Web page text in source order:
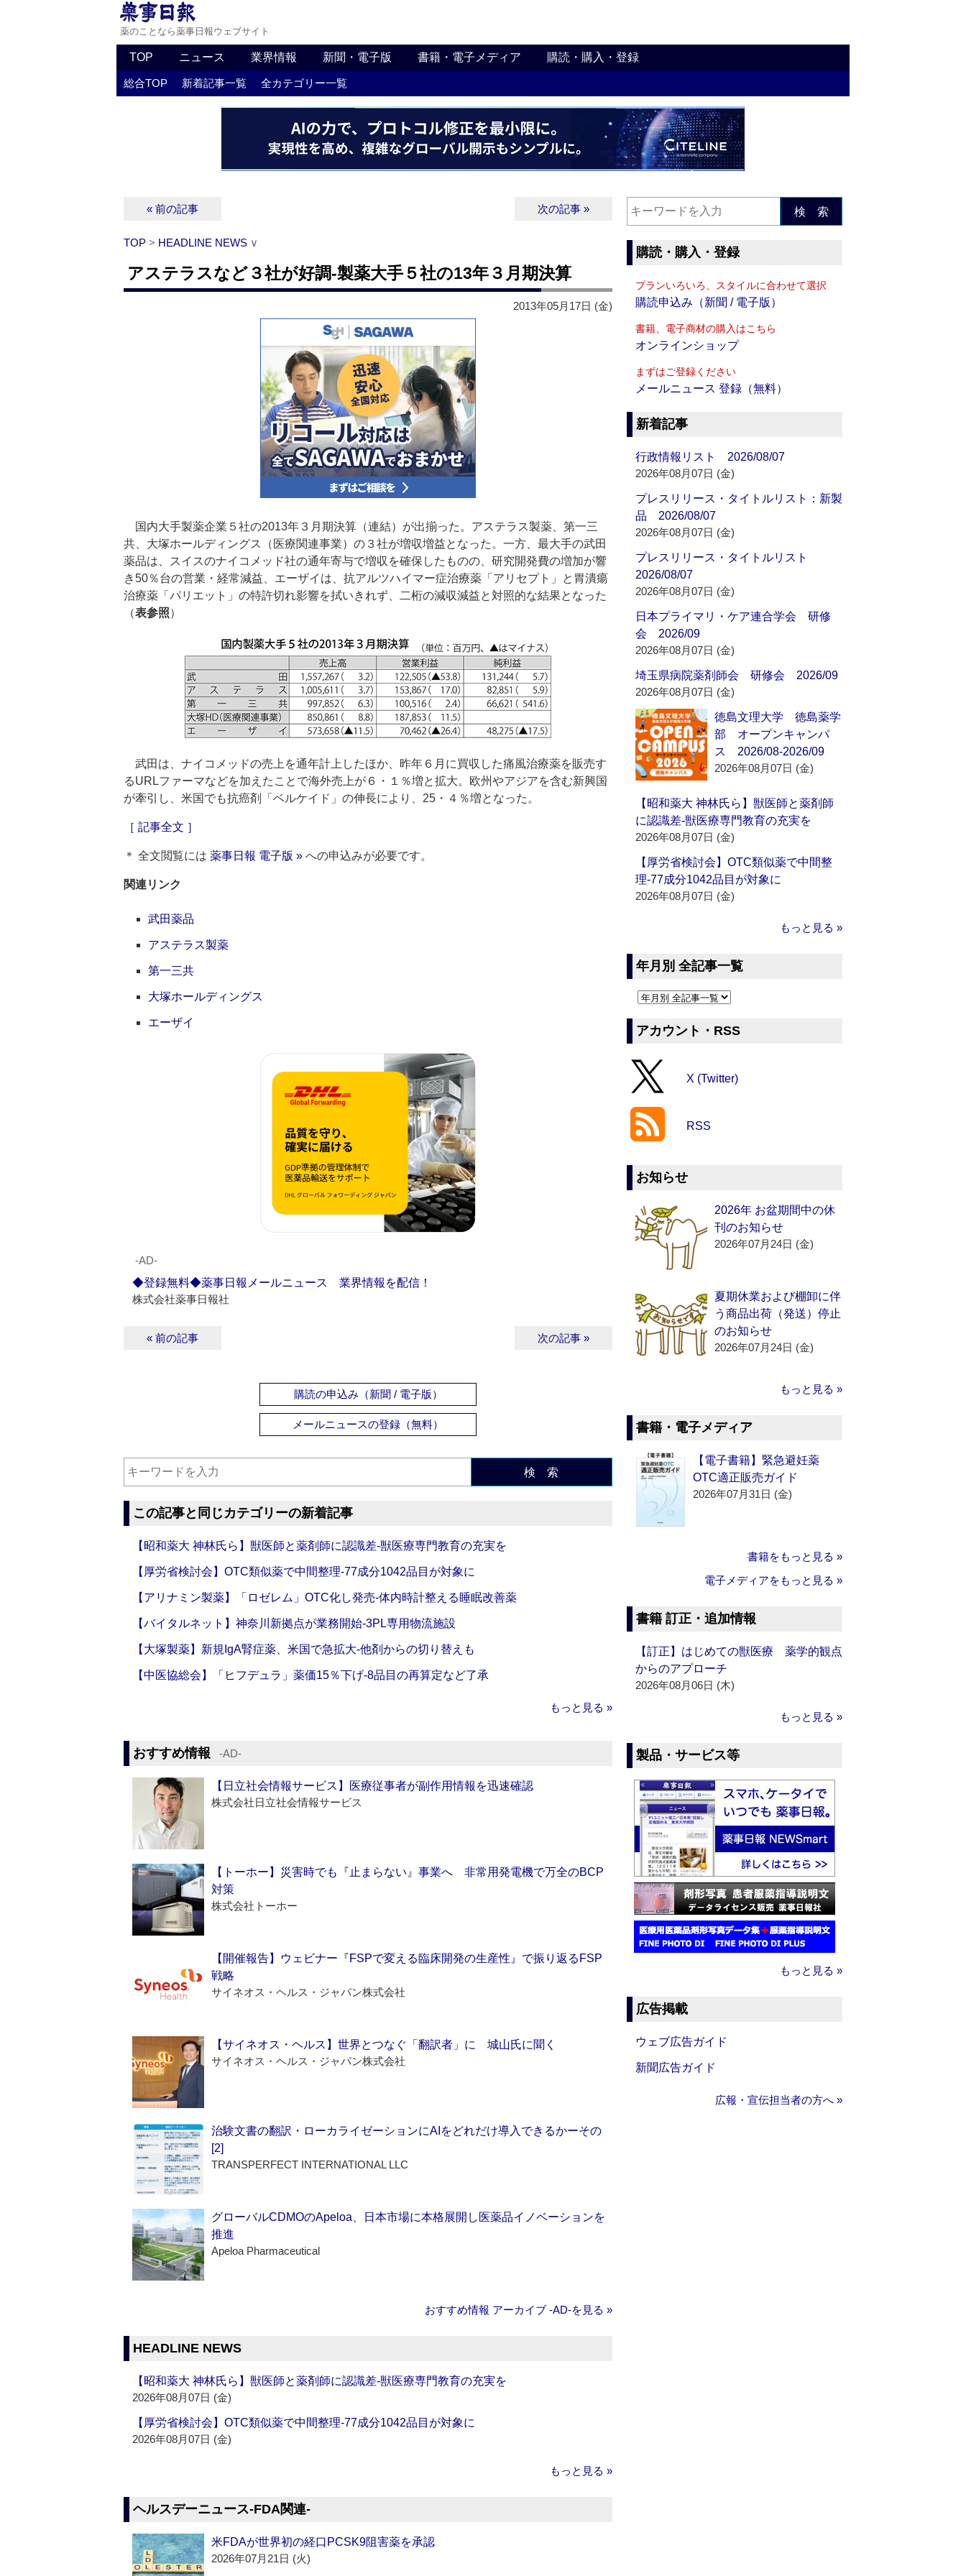
薬のことなら薬事日報ウェブサイト
TOP ニュース 業界情報 新聞・電子版 書籍・電子メディア 購読・購入・登録
総合TOP 新着記事一覧 全カテゴリー一覧
« 前の記事 次の記事 »
TOP > HEADLINE NEWS ∨
アステラスなど３社が好調‐製薬大手５社の13年３月期決算
2013年05月17日 (金)
国内大手製薬企業５社の2013年３月期決算（連結）が出揃った。アステラス製薬、第一三
共、大塚ホールディングス（医療関連事業）の３社が増収増益となった。一方、最大手の武田
薬品は、スイスのナイコメッド社の通年寄与で増収を確保したものの、研究開発費の増加が響
き50％台の営業・経常減益、エーザイは、抗アルツハイマー症治療薬「アリセプト」と胃潰瘍
治療薬「パリエット」の特許切れ影響を拭いきれず、二桁の減収減益と対照的な結果となった
（表参照）
武田は、ナイコメッドの売上を通年計上したほか、昨年６月に買収した痛風治療薬を販売す
るURLファーマなどを加えたことで海外売上が６・１％増と拡大。欧州やアジアを含む新興国
が牽引し、米国でも抗癌剤「ベルケイド」の伸長により、25・４％増となった。
［ 記事全文 ］
＊ 全文閲覧には 薬事日報 電子版 » への申込みが必要です。
関連リンク
武田薬品
アステラス製薬
第一三共
大塚ホールディングス
エーザイ
‐AD‐
◆登録無料◆薬事日報メールニュース 業界情報を配信！
株式会社薬事日報社
« 前の記事 次の記事 »
購読の申込み（新聞 / 電子版）
メールニュースの登録（無料）
検 索
この記事と同じカテゴリーの新着記事
【昭和薬大 神林氏ら】獣医師と薬剤師に認識差‐獣医療専門教育の充実を
【厚労省検討会】OTC類似薬で中間整理‐77成分1042品目が対象に
【アリナミン製薬】「ロゼレム」OTC化し発売‐体内時計整える睡眠改善薬
【バイタルネット】神奈川新拠点が業務開始‐3PL専用物流施設
【大塚製薬】新規IgA腎症薬、米国で急拡大‐他剤からの切り替えも
【中医協総会】「ヒフデュラ」薬価15％下げ‐8品目の再算定など了承
もっと見る »
おすすめ情報 ‐AD‐
【日立社会情報サービス】医療従事者が副作用情報を迅速確認
株式会社日立社会情報サービス
【トーホー】災害時でも『止まらない』事業へ 非常用発電機で万全のBCP
対策
株式会社トーホー
【開催報告】ウェビナー『FSPで変える臨床開発の生産性』で振り返るFSP
戦略
サイネオス・ヘルス・ジャパン株式会社
【サイネオス・ヘルス】世界とつなぐ「翻訳者」に 城山氏に聞く
サイネオス・ヘルス・ジャパン株式会社
治験文書の翻訳・ローカライゼーションにAIをどれだけ導入できるかーその
[2]
TRANSPERFECT INTERNATIONAL LLC
グローバルCDMOのApeloa、日本市場に本格展開し医薬品イノベーションを
推進
Apeloa Pharmaceutical
おすすめ情報 アーカイブ ‐AD‐を見る »
HEADLINE NEWS
【昭和薬大 神林氏ら】獣医師と薬剤師に認識差‐獣医療専門教育の充実を
2026年08月07日 (金)
【厚労省検討会】OTC類似薬で中間整理‐77成分1042品目が対象に
2026年08月07日 (金)
もっと見る »
ヘルスデーニュース‐FDA関連‐
米FDAが世界初の経口PCSK9阻害薬を承認
2026年07月21日 (火)
検 索
購読・購入・登録
プランいろいろ、スタイルに合わせて選択
購読申込み（新聞 / 電子版）
書籍、電子商材の購入はこちら
オンラインショップ
まずはご登録ください
メールニュース 登録（無料）
新着記事
行政情報リスト 2026/08/07
2026年08月07日 (金)
プレスリリース・タイトルリスト：新製
品 2026/08/07
2026年08月07日 (金)
プレスリリース・タイトルリスト
2026/08/07
2026年08月07日 (金)
日本プライマリ・ケア連合学会 研修
会 2026/09
2026年08月07日 (金)
埼玉県病院薬剤師会 研修会 2026/09
2026年08月07日 (金)
徳島文理大学 徳島薬学
部 オープンキャンパ
ス 2026/08-2026/09
2026年08月07日 (金)
【昭和薬大 神林氏ら】獣医師と薬剤師
に認識差‐獣医療専門教育の充実を
2026年08月07日 (金)
【厚労省検討会】OTC類似薬で中間整
理‐77成分1042品目が対象に
2026年08月07日 (金)
もっと見る »
年月別 全記事一覧
アカウント・RSS
X (Twitter)
RSS
お知らせ
2026年 お盆期間中の休
刊のお知らせ
2026年07月24日 (金)
夏期休業および棚卸に伴
う商品出荷（発送）停止
のお知らせ
2026年07月24日 (金)
もっと見る »
書籍・電子メディア
【電子書籍】緊急避妊薬
OTC適正販売ガイド
2026年07月31日 (金)
書籍をもっと見る »
電子メディアをもっと見る »
書籍 訂正・追加情報
【訂正】はじめての獣医療 薬学的観点
からのアプローチ
2026年08月06日 (木)
もっと見る »
製品・サービス等
もっと見る »
広告掲載
ウェブ広告ガイド
新聞広告ガイド
広報・宣伝担当者の方へ »